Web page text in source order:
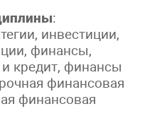
:
инвестиции,
финансы,
кредит, финансы
финансовая
финансовая